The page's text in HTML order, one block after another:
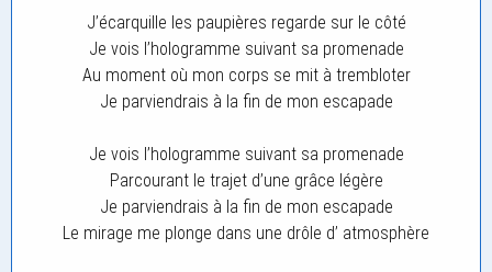
J’écarquille les paupières regarde sur le côté
Je vois l’hologramme suivant sa promenade
Au moment où mon corps se mit à trembloter
Je parviendrais à la fin de mon escapade
Je vois l’hologramme suivant sa promenade
Parcourant le trajet d’une grâce légère
Je parviendrais à la fin de mon escapade
Le mirage me plonge dans une drôle d’ atmosphère